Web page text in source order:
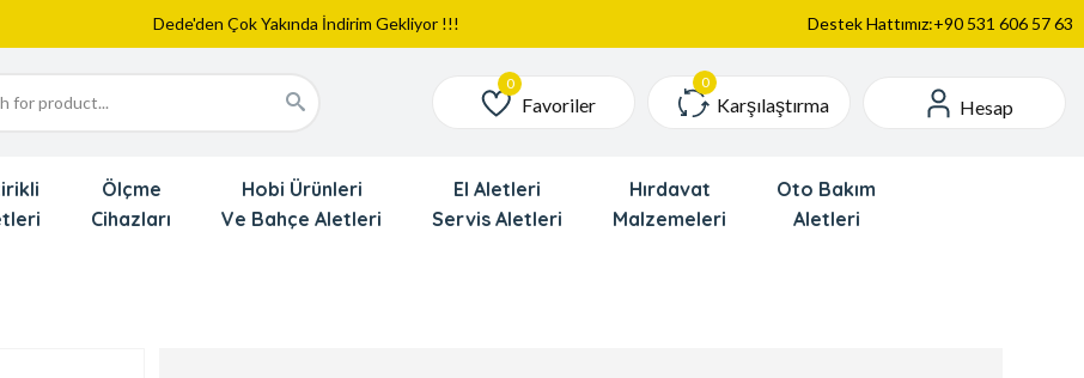
Web Sitemiz Yayında
Yeni Eklenen Ürünlerimizi İnceledinizmi ?
Destek Hattımız:+90 531 606 57 63
Favoriler
Favoriler Karşılaştırma Hesap
Ölçme
Cihazları
Hobi Ürünleri
Ve Bahçe Aletleri
El Aletleri
Servis Aletleri
Hırdavat
Malzemeleri
Oto Bakım
Aletleri